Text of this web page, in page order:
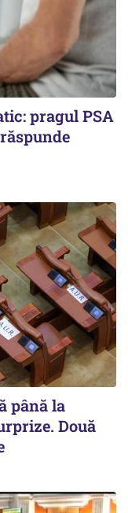
pragul PSA
până la
Două